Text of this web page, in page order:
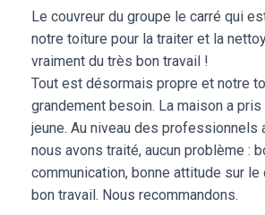
Le couvreur du groupe le carré qui
notre toiture pour la traiter et la
vraiment du très bon travail !
Tout est désormais propre et notre
grandement besoin. La maison a pris
jeune. Au niveau des professionnels
nous avons traité, aucun problème :
communication, bonne attitude sur le
bon travail. Nous recommandons.